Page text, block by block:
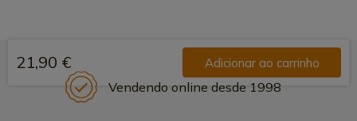
21,90 € Adicionar ao carrinho
Vendendo online desde 1998